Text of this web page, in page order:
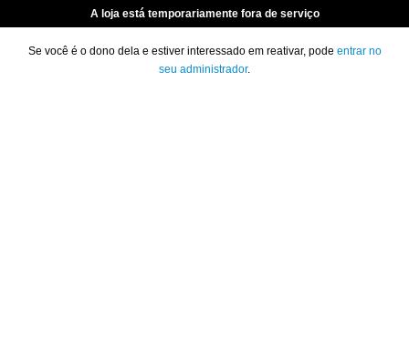
A loja está temporariamente fora de serviço
Se você é o dono dela e estiver interessado em reativar, pode entrar no
seu administrador.